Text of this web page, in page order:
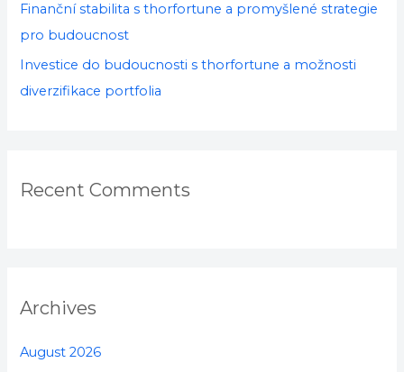
Finanční stabilita s thorfortune a promyšlené strategie
pro budoucnost
Investice do budoucnosti s thorfortune a možnosti
diverzifikace portfolia
Recent Comments
Archives
August 2026